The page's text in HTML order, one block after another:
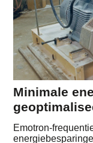
Minimale
Emotron-